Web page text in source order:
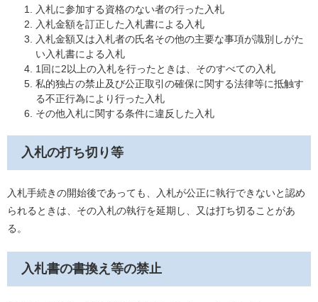
入札に参加する資格のない者の行った入札
入札金額を訂正した入札書による入札
入札金額又は入札者の氏名その他の主要な事項が識別しがた
い入札書による入札
1回に2以上の入札を行ったときは、そのすべての入札
私的独占の禁止及び公正取引の確保に関する法律等に抵触す
る不正行為により行った入札
その他入札に関する条件に違反した入札
入札の打ち切り等
入札手続きの開始後であっても、入札が公正に執行できないと認め
られるときは、その入札の執行を延期し、又は打ち切ることがあ
る。
入札書の書換え等の禁止